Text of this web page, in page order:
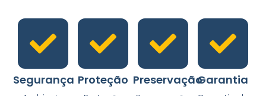
Segurança Proteção PreservaçãoGarantia